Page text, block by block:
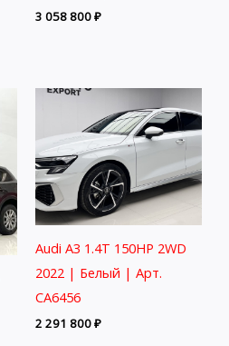
3 058 800₽
Audi A3 1.4T 150HP 2WD
2022 | Белый | Арт.
CA6456
2 291 800₽